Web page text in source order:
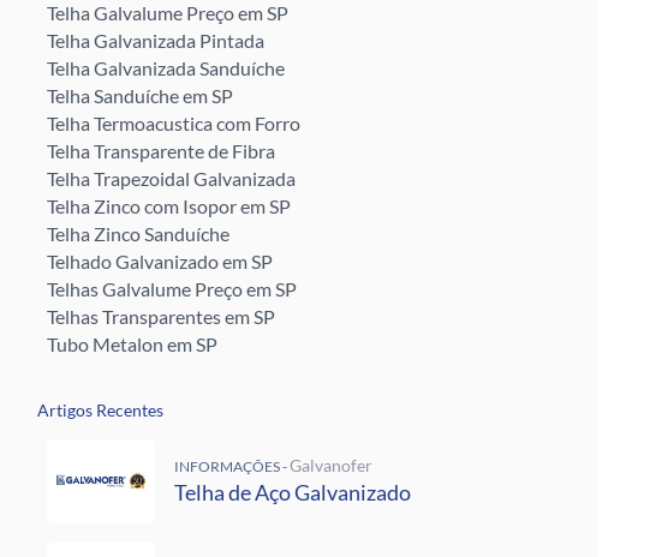
Telha Galvalume Preço em SP
Telha Galvanizada Pintada
Telha Galvanizada Sanduíche
Telha Sanduíche em SP
Telha Termoacustica com Forro
Telha Transparente de Fibra
Telha Trapezoidal Galvanizada
Telha Zinco com Isopor em SP
Telha Zinco Sanduíche
Telhado Galvanizado em SP
Telhas Galvalume Preço em SP
Telhas Transparentes em SP
Tubo Metalon em SP
Perfil U Enrijecido
Rufo para Muro
Telha Galvanizada Preço M2
Artigos Recentes
INFORMAÇÕES -Galvanofer
Telha de Aço Galvanizado